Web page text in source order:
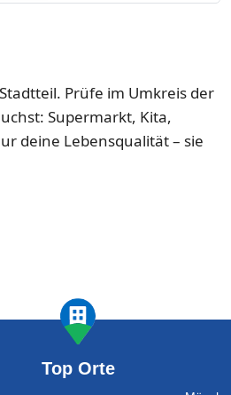
Prüfe im Umkreis der
Supermarkt, Kita,
deine Lebensqualität – sie
Top Orte